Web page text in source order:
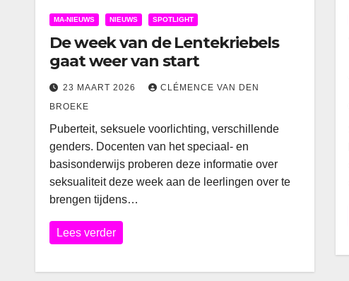
MA-NIEUWS NIEUWS SPOTLIGHT
De week van de Lentekriebels
gaat weer van start
23 MAART 2026
CLÉMENCE VAN DEN
BROEKE
Puberteit, seksuele voorlichting, verschillende
genders. Docenten van het speciaal- en
basisonderwijs proberen deze informatie over
seksualiteit deze week aan de leerlingen over te
brengen tijdens…
Lees verder